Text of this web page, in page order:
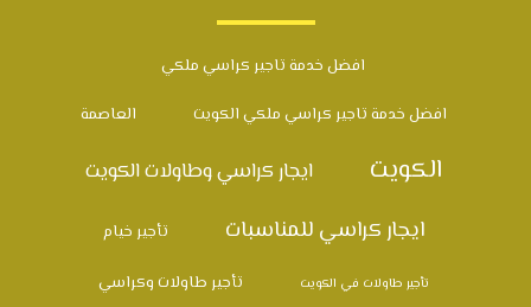
افضل خدمة تاجير كراسي ملكي
افضل خدمة تاجير كراسي ملكي الكويت العاصمة
الكويت ايجار كراسي وطاولات الكويت
ايجار كراسي للمناسبات تأجير خيام
تأجير طاولات في الكويت تأجير طاولات وكراسي